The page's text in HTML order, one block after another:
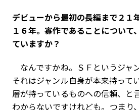
――デビューから最初の長編まで２
１６年。寡作であることについて
ていますか？
なんですかね。ＳＦというジャ
それはジャンル自身が本来持って
層が持っているものへの信頼、と
わからないですけれども。つまり